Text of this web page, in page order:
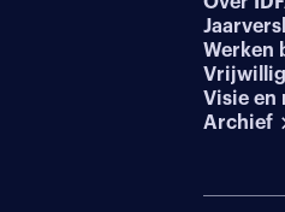
Werken
Visie en
Archief